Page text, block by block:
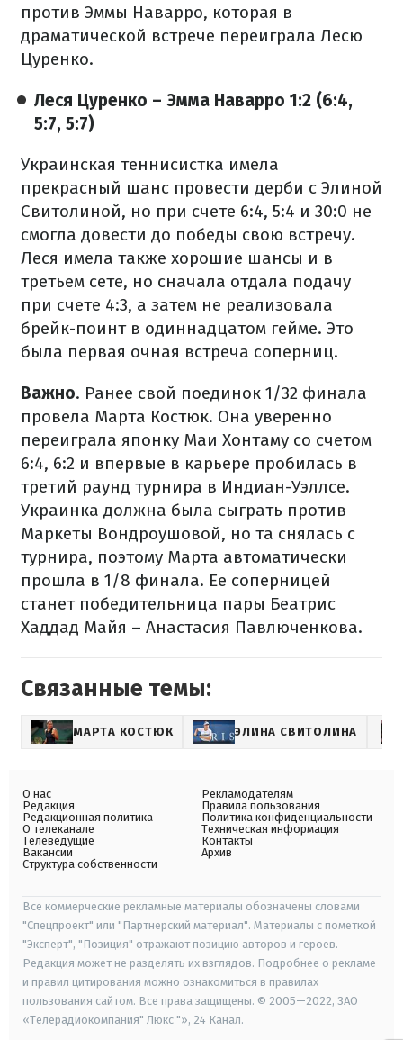
против Эммы Наварро, которая в
драматической встрече переиграла Лесю
Цуренко.
Леся Цуренко – Эмма Наварро 1:2 (6:4,
5:7, 5:7)
Украинская теннисистка имела
прекрасный шанс провести дерби с Элиной
Свитолиной, но при счете 6:4, 5:4 и 30:0 не
смогла довести до победы свою встречу.
Леся имела также хорошие шансы и в
третьем сете, но сначала отдала подачу
при счете 4:3, а затем не реализовала
брейк-поинт в одиннадцатом гейме. Это
была первая очная встреча соперниц.
Важно. Ранее свой поединок 1/32 финала
провела Марта Костюк. Она уверенно
переиграла японку Маи Хонтаму со счетом
6:4, 6:2 и впервые в карьере пробилась в
третий раунд турнира в Индиан-Уэллсе.
Украинка должна была сыграть против
Маркеты Вондроушовой, но та снялась с
турнира, поэтому Марта автоматически
прошла в 1/8 финала. Ее соперницей
станет победительница пары Беатрис
Хаддад Майя – Анастасия Павлюченкова.
Связанные темы:
МАРТА КОСТЮК ЭЛИНА СВИТОЛИНА
О нас
Редакция
Редакционная политика
О телеканале
Телеведущие
Вакансии
Структура собственности
Рекламодателям
Правила пользования
Политика конфиденциальности
Техническая информация
Контакты
Архив
Все коммерческие рекламные материалы обозначены словами
"Спецпроект" или "Партнерский материал". Материалы с пометкой
"Эксперт", "Позиция" отражают позицию авторов и героев.
Редакция может не разделять их взглядов. Подробнее о рекламе
и правил цитирования можно ознакомиться в правилах
пользования сайтом. Все права защищены. © 2005—2022, ЗАО
«Телерадиокомпания" Люкс "», 24 Канал.